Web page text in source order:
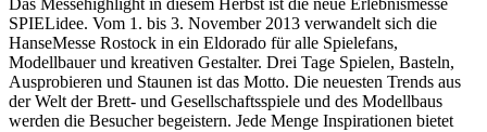
SPIELidee. Vom 1. bis 3. November 2013 verwandelt sich die
HanseMesse Rostock in ein Eldorado für alle Spielefans,
Modellbauer und kreativen Gestalter. Drei Tage Spielen, Basteln,
Ausprobieren und Staunen ist das Motto. Die neuesten Trends aus
der Welt der Brett- und Gesellschaftsspiele und des Modellbaus
werden die Besucher begeistern. Jede Menge Inspirationen bietet